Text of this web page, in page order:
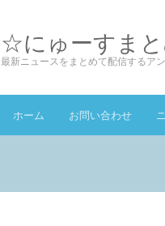
☆にゅーすま
最新ニュースをまとめて配信するア
ホーム お問い合わせ